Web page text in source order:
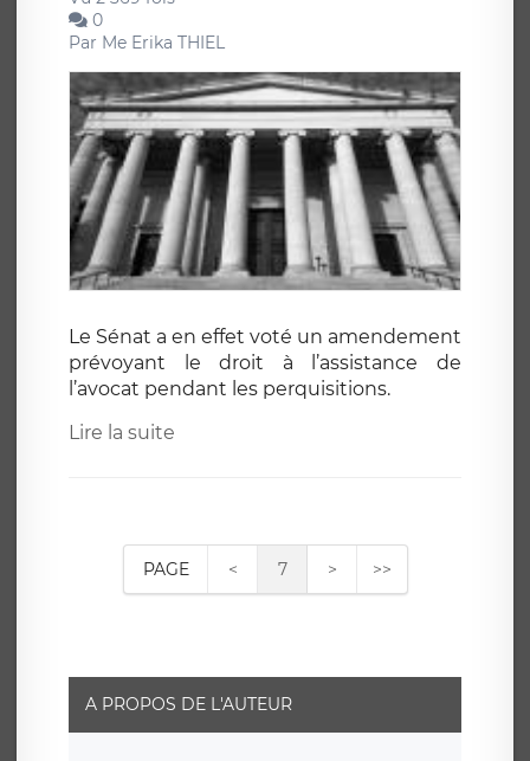
0
Par Me Erika THIEL
Le Sénat a en effet voté un amendement
prévoyant le droit à l’assistance de
l’avocat pendant les perquisitions.
Lire la suite
PAGE < 7 > >>
A PROPOS DE L'AUTEUR